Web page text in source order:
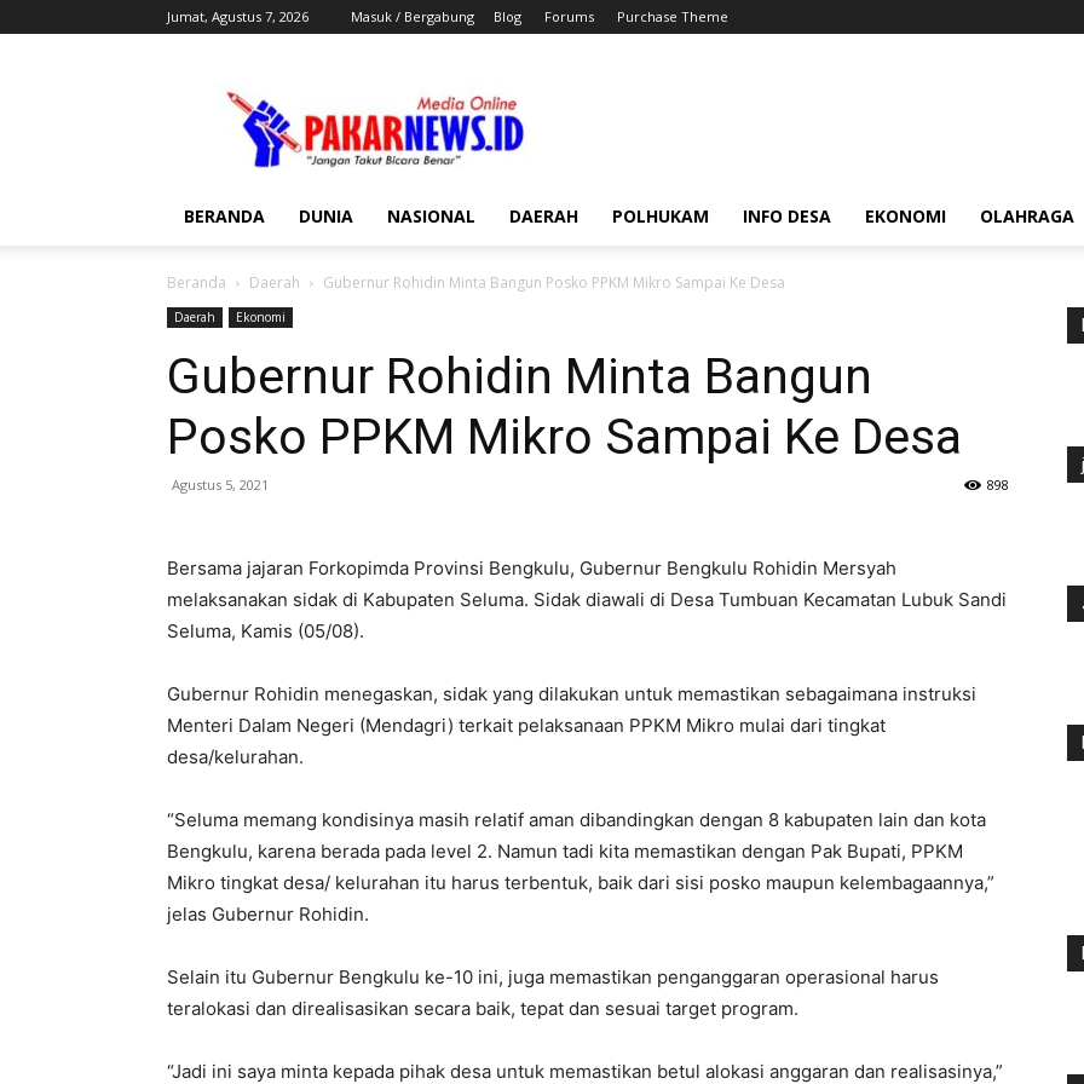
Jumat, Agustus 7, 2026 Masuk / Bergabung Blog Forums Purchase Theme
BERANDA DUNIA NASIONAL DAERAH POLHUKAM INFO DESA EKONOMI OLAHRAGA
Beranda Daerah Gubernur Rohidin Minta Bangun Posko PPKM Mikro Sampai Ke Desa
Daerah Ekonomi
Gubernur Rohidin Minta Bangun
Posko PPKM Mikro Sampai Ke Desa
Agustus 5, 2021 898
Bersama jajaran Forkopimda Provinsi Bengkulu, Gubernur Bengkulu Rohidin Mersyah
melaksanakan sidak di Kabupaten Seluma. Sidak diawali di Desa Tumbuan Kecamatan Lubuk Sandi
Seluma, Kamis (05/08).
Gubernur Rohidin menegaskan, sidak yang dilakukan untuk memastikan sebagaimana instruksi
Menteri Dalam Negeri (Mendagri) terkait pelaksanaan PPKM Mikro mulai dari tingkat
desa/kelurahan.
“Seluma memang kondisinya masih relatif aman dibandingkan dengan 8 kabupaten lain dan kota
Bengkulu, karena berada pada level 2. Namun tadi kita memastikan dengan Pak Bupati, PPKM
Mikro tingkat desa/ kelurahan itu harus terbentuk, baik dari sisi posko maupun kelembagaannya,”
jelas Gubernur Rohidin.
Selain itu Gubernur Bengkulu ke-10 ini, juga memastikan penganggaran operasional harus
teralokasi dan direalisasikan secara baik, tepat dan sesuai target program.
“Jadi ini saya minta kepada pihak desa untuk memastikan betul alokasi anggaran dan realisasinya,”